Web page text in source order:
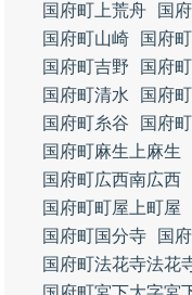
国府町上荒舟
国
国府町山崎
国府
国府町吉野
国府
国府町清水
国府
国府町糸谷
国府
国府町麻生上麻生
国府町広西南広西
国府町町屋上町屋
国府町国分寺
国
国府町法花寺法花